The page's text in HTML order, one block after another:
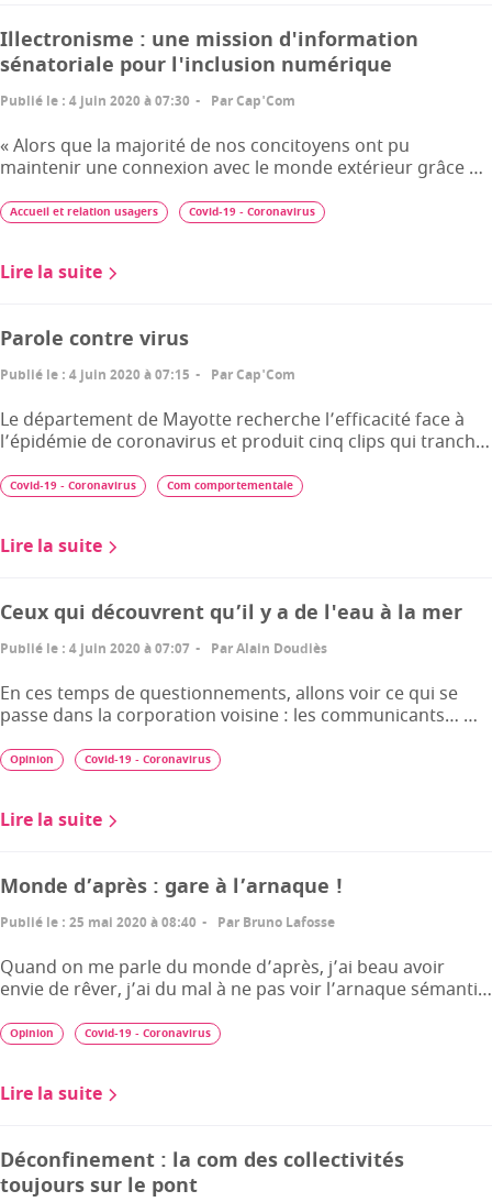
Illectronisme : une mission d'information
sénatoriale pour l'inclusion numérique
Publié le : 4 juin 2020 à 07:30 ParCap'Com
« Alors que la majorité de nos concitoyens ont pu
maintenir une connexion avec le monde extérieur grâce …
Lire la suite
Accueil et relation usagers Covid-19 - Coronavirus
Parole contre virus
Publié le : 4 juin 2020 à 07:15 ParCap'Com
Le département de Mayotte recherche l’efficacité face à
l’épidémie de coronavirus et produit cinq clips qui tranch…
Lire la suite
Covid-19 - Coronavirus Com comportementale
Ceux qui découvrent qu’il y a de l'eau à la mer
Publié le : 4 juin 2020 à 07:07 ParAlain Doudiès
En ces temps de questionnements, allons voir ce qui se
passe dans la corporation voisine : les communicants… …
Lire la suite
Opinion Covid-19 - Coronavirus
Monde d’après : gare à l’arnaque !
Publié le : 25 mai 2020 à 08:40 Par Bruno Lafosse
Quand on me parle du monde d’après, j’ai beau avoir
envie de rêver, j’ai du mal à ne pas voir l’arnaque sémanti…
Lire la suite
Opinion Covid-19 - Coronavirus
Déconfinement : la com des collectivités
toujours sur le pont